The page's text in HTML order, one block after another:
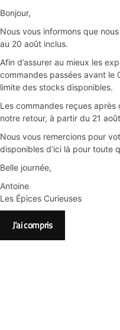
Bonjour,
Nous vous informons que
au 20 août inclus.
Afin d’assurer au mieux les
commandes passées avant le
limite des stocks disponibles.
Les commandes reçues
notre retour, à partir du 21
Nous vous remercions pour
disponibles d’ici là pour toute
Belle journée,
Antoine
Les Épices Curieuses
J’ai compris